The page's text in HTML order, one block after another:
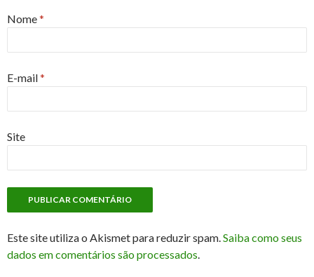
Nome*
E-mail*
Site
Este site utiliza o Akismet para reduzir spam.Saiba como seus
dados em comentários são processados.